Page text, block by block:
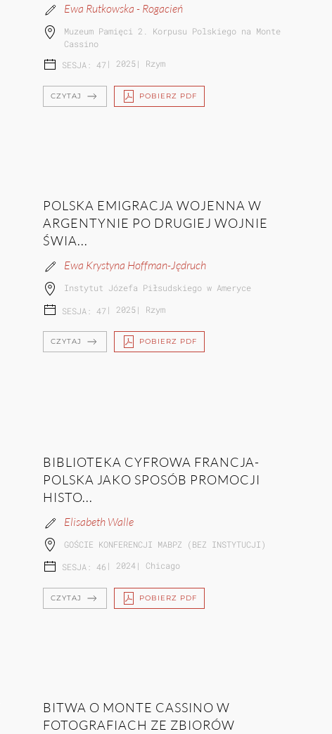
Ewa Rutkowska - Rogacień
Muzeum Pamięci 2. Korpusu Polskiego na Monte
Cassino
SESJA: 47 |2025| Rzym
CZYTAJ POBIERZ PDF
POLSKA EMIGRACJA WOJENNA W
ARGENTYNIE PO DRUGIEJ WOJNIE
ŚWIA...
Ewa Krystyna Hoffman-Jędruch
Instytut Józefa Piłsudskiego w Ameryce
SESJA: 47 |2025| Rzym
CZYTAJ POBIERZ PDF
BIBLIOTEKA CYFROWA FRANCJA-
POLSKA JAKO SPOSÓB PROMOCJI
HISTO...
Elisabeth Walle
GOŚCIE KONFERENCJI MABPZ (BEZ INSTYTUCJI)
SESJA: 46 |2024| Chicago
CZYTAJ POBIERZ PDF
BITWA O MONTE CASSINO W
FOTOGRAFIACH ZE ZBIORÓW